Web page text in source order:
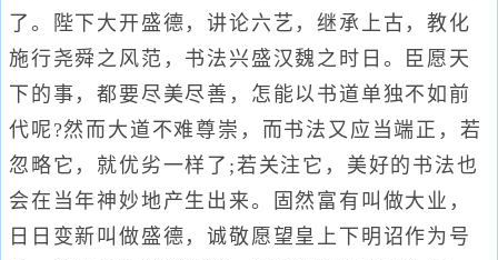
了。陛下大开盛德，讲论六艺，继承上古，教化
施行尧舜之风范，书法兴盛汉魏之时日。臣愿天
下的事，都要尽美尽善，怎能以书道单独不如前
代呢?然而大道不难尊崇，而书法又应当端正，若
忽略它，就优劣一样了;若关注它，美好的书法也
会在当年神妙地产生出来。固然富有叫做大业，
日日变新叫做盛德，诚敬愿望皇上下明诏作为号